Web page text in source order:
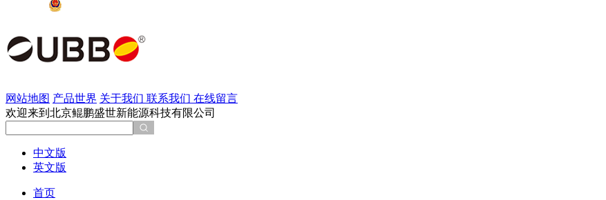
网站地图 产品世界 关于我们 联系我们 在线留言
欢迎来到北京鲲鹏盛世新能源科技有限公司
中文版
英文版
首页